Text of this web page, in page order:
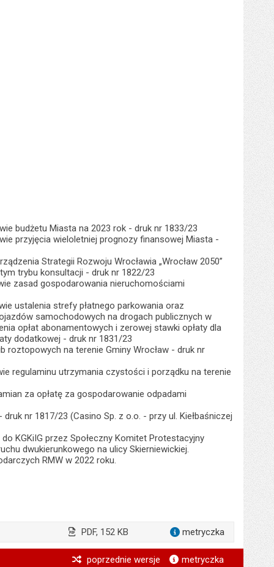
budżetu Miasta na 2023 rok - druk nr 1833/23
przyjęcia wieloletniej prognozy finansowej Miasta -
Strategii Rozwoju Wrocławia „Wrocław 2050”
trybu konsultacji - druk nr 1822/23
zasad gospodarowania nieruchomościami
ustalenia strefy płatnego parkowania oraz
samochodowych na drogach publicznych w
opłat abonamentowych i zerowej stawki opłaty dla
dodatkowej - druk nr 1831/23
roztopowych na terenie Gminy Wrocław - druk nr
regulaminu utrzymania czystości i porządku na terenie
za opłatę za gospodarowanie odpadami
nr 1817/23 (Casino Sp. z o.o. - przy ul. Kiełbaśniczej
KGKiIG przez Społeczny Komitet Protestacyjny
dwukierunkowego na ulicy Skierniewickiej.
RMW w 2022 roku.
PDF, 152 KB metryczka
*
poprzednie wersje metryczka